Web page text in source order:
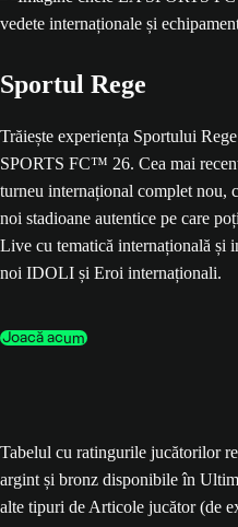
Sportul Rege
Trăiește experiența Sportului
SPORTS FC™ 26. Cea mai
turneu internațional complet nou,
noi stadioane autentice pe care
Live cu tematică internațională și
noi IDOLI și Eroi internaționali.
Joacă acum
Tabelul cu ratingurile jucătorilor
argint și bronz disponibile în
alte tipuri de Articole jucător (de